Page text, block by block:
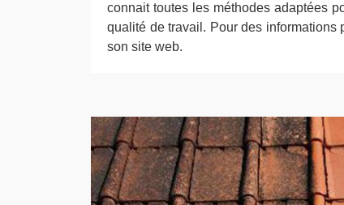
connait toutes les méthodes adaptées
qualité de travail. Pour des informations
son site web.